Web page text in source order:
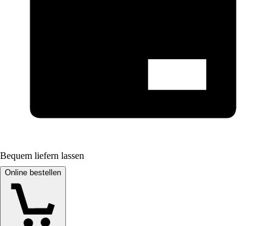
Bequem liefern lassen
Online bestellen